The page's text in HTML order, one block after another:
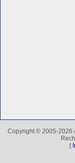
Copyright © 2005-2026
[